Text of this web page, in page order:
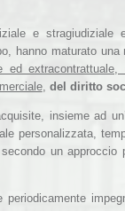
e
hanno maturato
ed
, del diritto
insieme ad
personalizzata,
un